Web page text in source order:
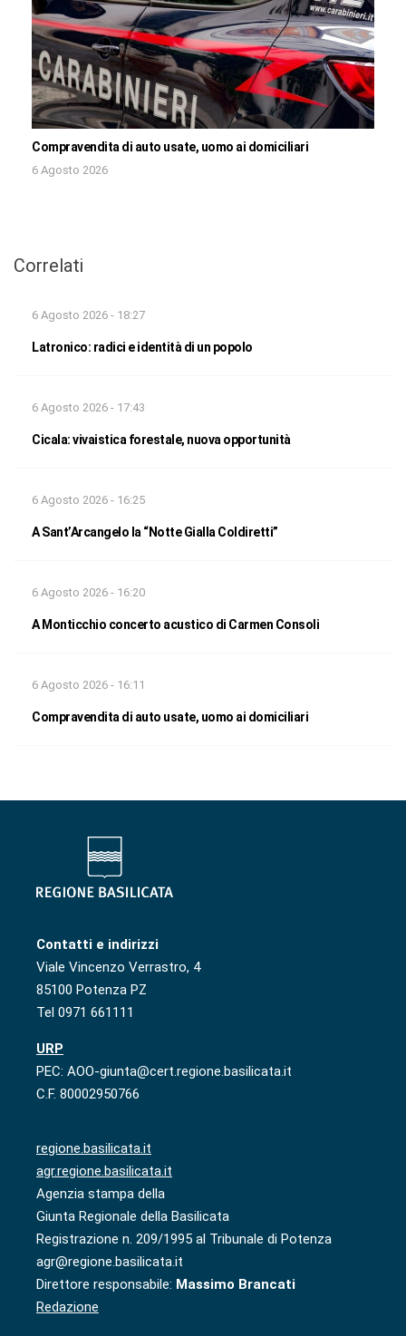
Compravendita di auto usate, uomo ai domiciliari
6 Agosto 2026
Correlati
6 Agosto 2026 - 18:27
Latronico: radici e identità di un popolo
6 Agosto 2026 - 17:43
Cicala: vivaistica forestale, nuova opportunità
6 Agosto 2026 - 16:25
A Sant’Arcangelo la “Notte Gialla Coldiretti”
6 Agosto 2026 - 16:20
A Monticchio concerto acustico di Carmen Consoli
6 Agosto 2026 - 16:11
Compravendita di auto usate, uomo ai domiciliari
Contatti e indirizzi
Viale Vincenzo Verrastro, 4
85100 Potenza PZ
Tel 0971 661111
URP
PEC: AOO-giunta@cert.regione.basilicata.it
C.F. 80002950766
regione.basilicata.it
agr.regione.basilicata.it
Agenzia stampa della
Giunta Regionale della Basilicata
Registrazione n. 209/1995 al Tribunale di Potenza
agr@regione.basilicata.it
Direttore responsabile: Massimo Brancati
Redazione